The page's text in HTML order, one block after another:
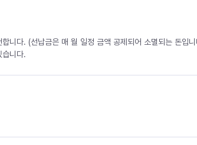
니다. (선납금은 매 월 일정 금액 공제되어 소멸되는 돈입
니다.